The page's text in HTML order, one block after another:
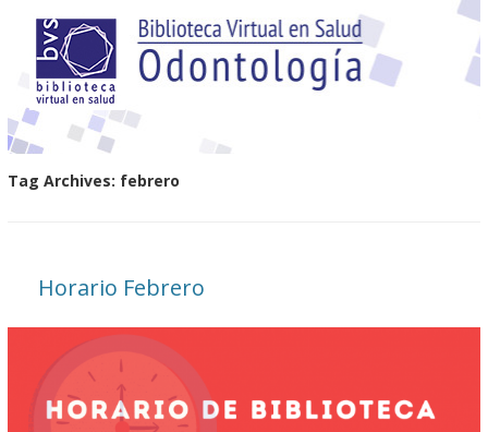
Tag Archives: febrero
Horario Febrero